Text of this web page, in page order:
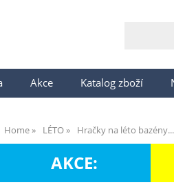
Akce Katalog zboží
Home LÉTO Hračky na léto bazény...
AKCE: